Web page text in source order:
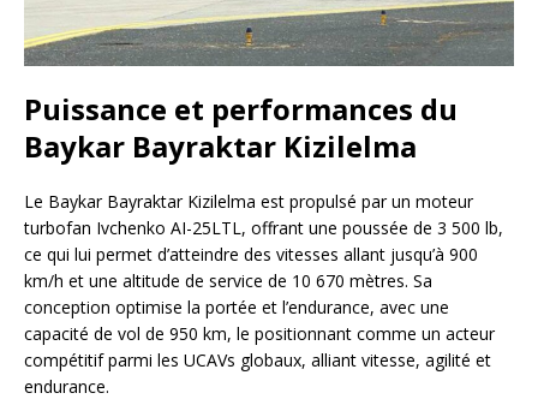
Puissance et performances du
Baykar Bayraktar Kizilelma
Le Baykar Bayraktar Kizilelma est propulsé par un moteur
turbofan Ivchenko AI-25LTL, offrant une poussée de 3 500 lb,
ce qui lui permet d’atteindre des vitesses allant jusqu’à 900
km/h et une altitude de service de 10 670 mètres. Sa
conception optimise la portée et l’endurance, avec une
capacité de vol de 950 km, le positionnant comme un acteur
compétitif parmi les UCAVs globaux, alliant vitesse, agilité et
endurance.